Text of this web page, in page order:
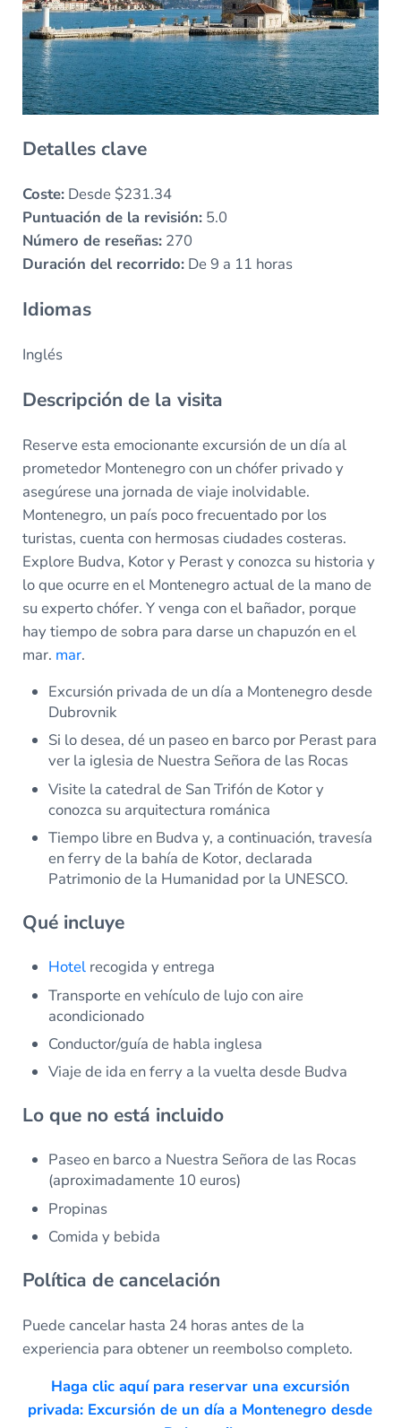
Detalles clave
Coste:Desde $231.34
Puntuación de la revisión:5.0
Número de reseñas:270
Duración del recorrido:De 9 a 11 horas
Idiomas
Inglés
Descripción de la visita
Reserve esta emocionante excursión de un día al
prometedor Montenegro con un chófer privado y
asegúrese una jornada de viaje inolvidable.
Montenegro, un país poco frecuentado por los
turistas, cuenta con hermosas ciudades costeras.
Explore Budva, Kotor y Perast y conozca su historia y
lo que ocurre en el Montenegro actual de la mano de
su experto chófer. Y venga con el bañador, porque
hay tiempo de sobra para darse un chapuzón en el
mar. mar.
Excursión privada de un día a Montenegro desde
Dubrovnik
Si lo desea, dé un paseo en barco por Perast para
ver la iglesia de Nuestra Señora de las Rocas
Visite la catedral de San Trifón de Kotor y
conozca su arquitectura románica
Tiempo libre en Budva y, a continuación, travesía
en ferry de la bahía de Kotor, declarada
Patrimonio de la Humanidad por la UNESCO.
Qué incluye
Hotel recogida y entrega
Transporte en vehículo de lujo con aire
acondicionado
Conductor/guía de habla inglesa
Viaje de ida en ferry a la vuelta desde Budva
Lo que no está incluido
Paseo en barco a Nuestra Señora de las Rocas
(aproximadamente 10 euros)
Propinas
Comida y bebida
Política de cancelación
Puede cancelar hasta 24 horas antes de la
experiencia para obtener un reembolso completo.
Haga clic aquí para reservar una excursión
privada: Excursión de un día a Montenegro desde